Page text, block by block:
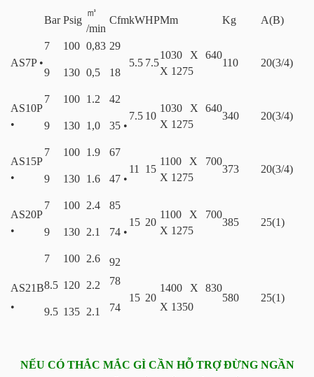
Bar Psig
㎥
/min
CfmkWHPMm Kg A(B)
AS7P •
7
9
100
130
0,83
0,5
29
18
5.5 7.5
1030 X 640
X 1275
110 20(3/4)
AS10P
•
7
9
100
130
1.2
1,0
42
35 •
7.5 10
1030 X 640
X 1275
340 20(3/4)
AS15P
•
7
9
100
130
1.9
1.6
67
47 •
11 15
1100 X 700
X 1275
373 20(3/4)
AS20P
•
7
9
100
130
2.4
2.1
85
74 •
15 20
1100 X 700
X 1275
385 25(1)
AS21B
•
7
8.5
9.5
100
120
135
2.6
2.2
2.1
92
78
74
15 20
1400 X 830
X 1350
580 25(1)
NẾU CÓ THẮC MẮC GÌ CẦN HỖ TRỢ ĐỪNG NGẦN